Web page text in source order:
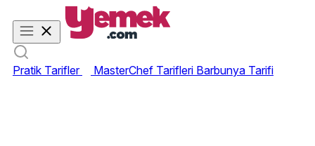
Pratik Tarifler MasterChef Tarifleri Barbunya Tarifi